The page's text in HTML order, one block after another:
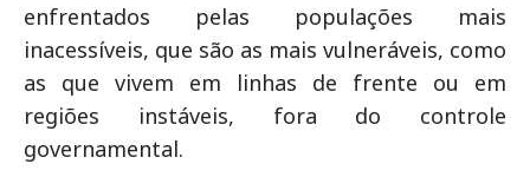
enfrentados pelas populações mais
inacessíveis, que são as mais vulneráveis, como
as que vivem em linhas de frente ou em
regiões instáveis, fora do controle
governamental.